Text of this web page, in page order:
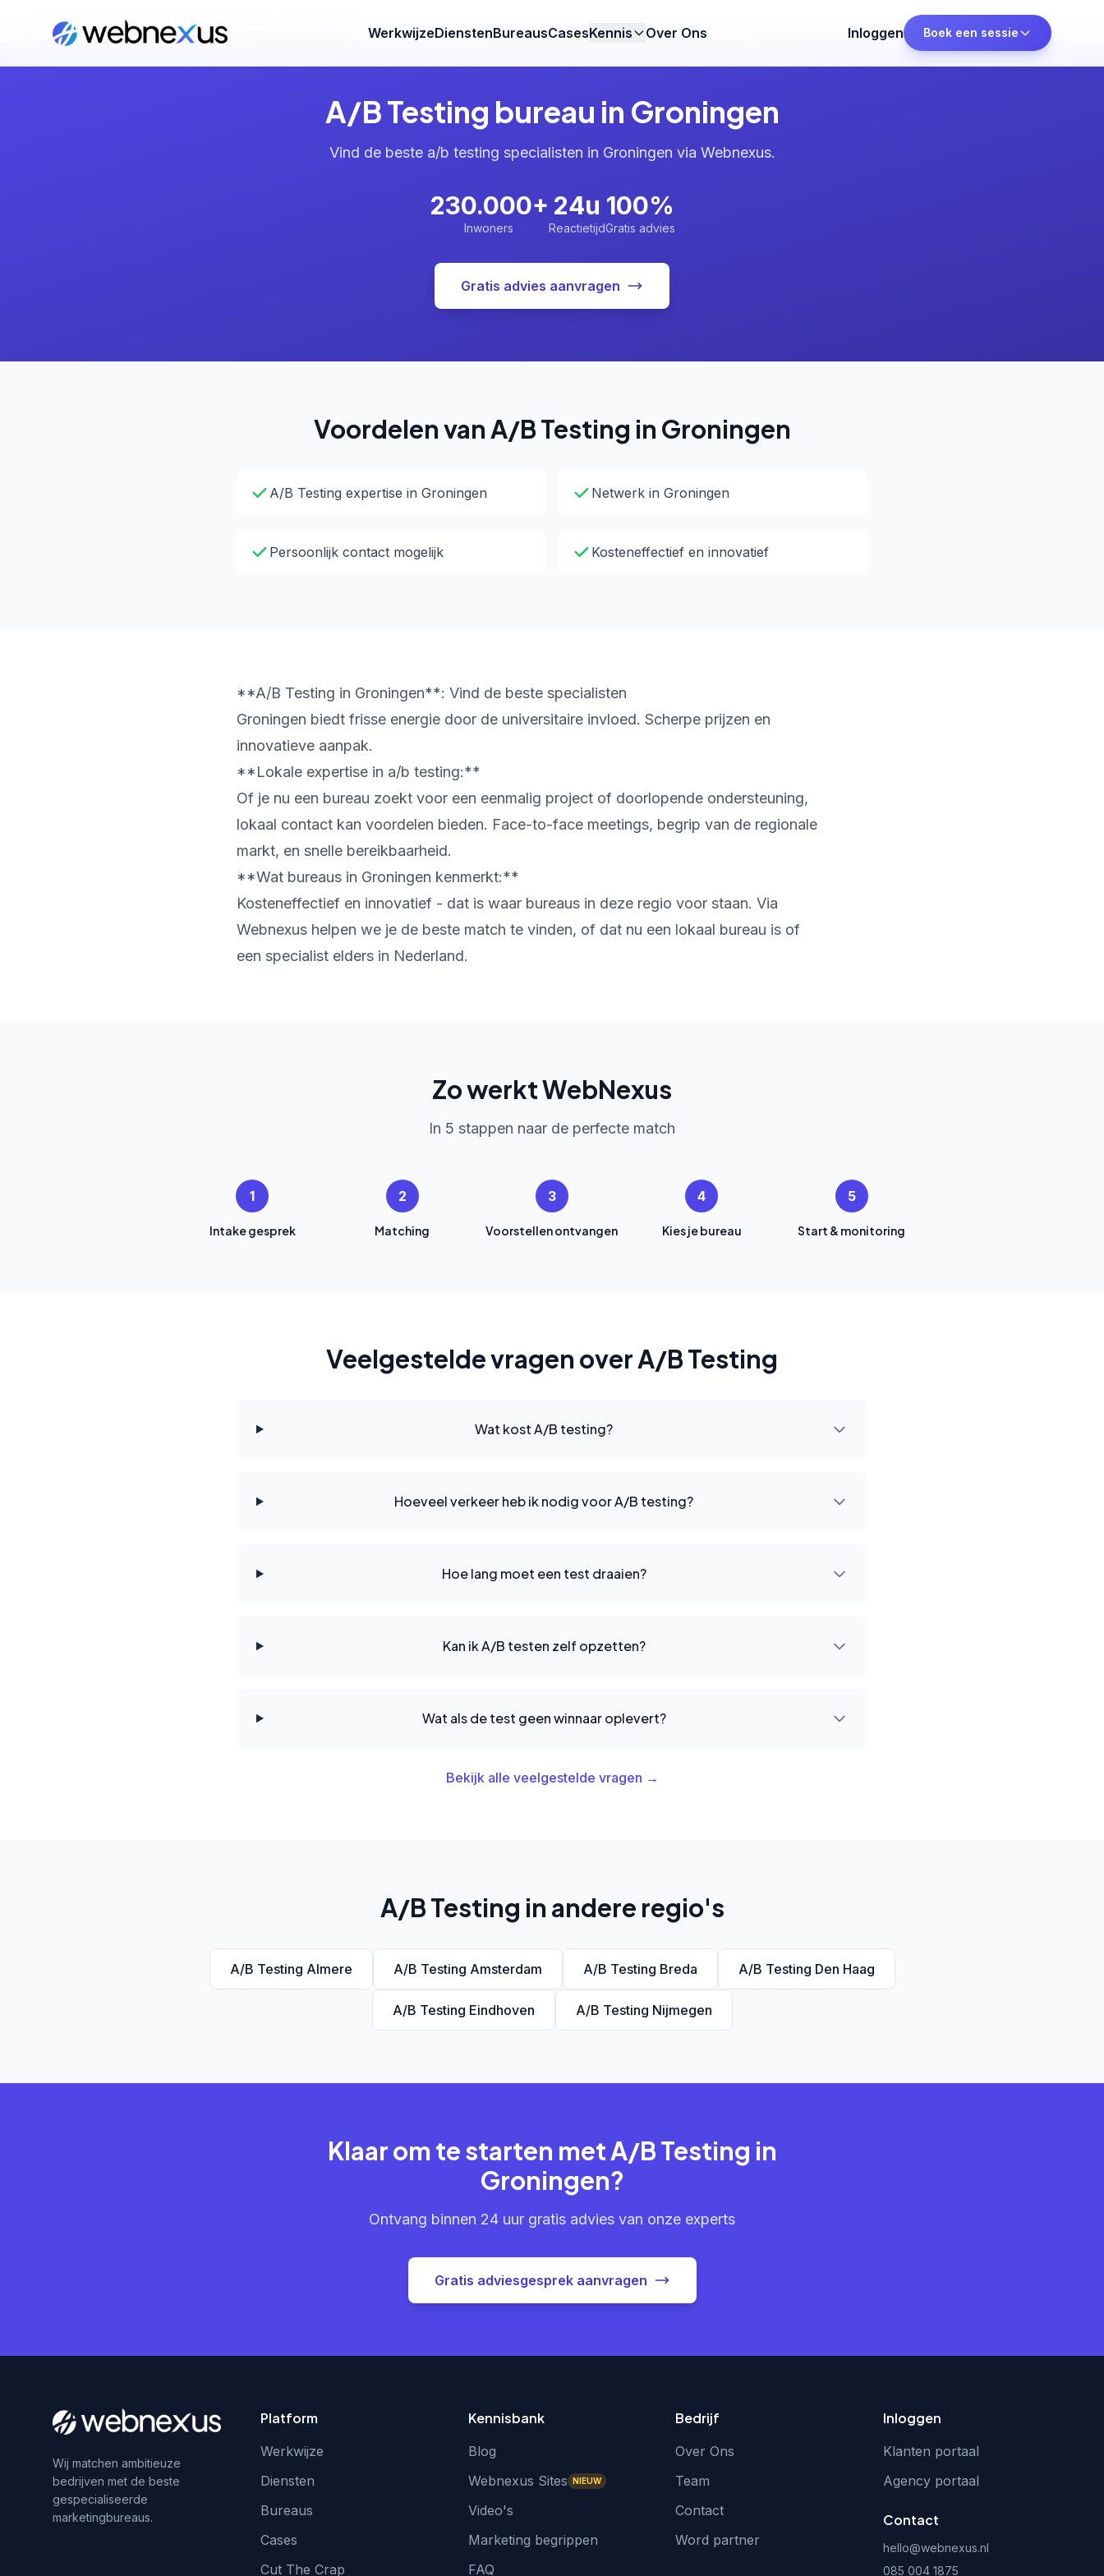
WerkwijzeDienstenBureausCasesKennis Over Ons Inloggen Boek een sessie
Home Diensten A/B Testing
A/B Testing bureau in Groningen
Vind de beste a/b testing specialisten in Groningen via Webnexus.
230.000+
Inwoners
24u
Reactietijd
100%
Gratis advies
Gratis advies aanvragen
Voordelen van A/B Testing in Groningen
A/B Testing expertise in Groningen Netwerk in Groningen
Persoonlijk contact mogelijk Kosteneffectief en innovatief
**A/B Testing in Groningen**: Vind de beste specialisten
Groningen biedt frisse energie door de universitaire invloed. Scherpe prijzen en
innovatieve aanpak.
**Lokale expertise in a/b testing:**
Of je nu een bureau zoekt voor een eenmalig project of doorlopende ondersteuning,
lokaal contact kan voordelen bieden. Face-to-face meetings, begrip van de regionale
markt, en snelle bereikbaarheid.
**Wat bureaus in Groningen kenmerkt:**
Kosteneffectief en innovatief - dat is waar bureaus in deze regio voor staan. Via
Webnexus helpen we je de beste match te vinden, of dat nu een lokaal bureau is of
een specialist elders in Nederland.
Zo werkt WebNexus
In 5 stappen naar de perfecte match
1
Intake gesprek
2
Matching
3
Voorstellen ontvangen
4
Kies je bureau
5
Start & monitoring
Veelgestelde vragen over A/B Testing
Wat kost A/B testing?
Hoeveel verkeer heb ik nodig voor A/B testing?
Hoe lang moet een test draaien?
Kan ik A/B testen zelf opzetten?
Wat als de test geen winnaar oplevert?
Bekijk alle veelgestelde vragen →
A/B Testing in andere regio's
A/B Testing Almere A/B Testing Amsterdam A/B Testing Breda A/B Testing Den Haag
A/B Testing Eindhoven A/B Testing Nijmegen
Klaar om te starten met A/B Testing in
Groningen?
Ontvang binnen 24 uur gratis advies van onze experts
Gratis adviesgesprek aanvragen
Wij matchen ambitieuze
bedrijven met de beste
gespecialiseerde
marketingbureaus.
Platform
Werkwijze
Diensten
Bureaus
Cases
Cut The Crap
Kennisbank
Blog
Webnexus Sites NIEUW
Video's
Marketing begrippen
FAQ
Bedrijf
Over Ons
Team
Contact
Word partner
Inloggen
Klanten portaal
Agency portaal
Contact
hello@webnexus.nl
085 004 1875